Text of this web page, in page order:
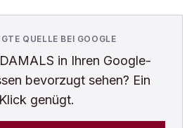
QUELLE BEI GOOGLE
DAMALS in Ihren Google-
bevorzugt sehen? Ein
Klick genügt.